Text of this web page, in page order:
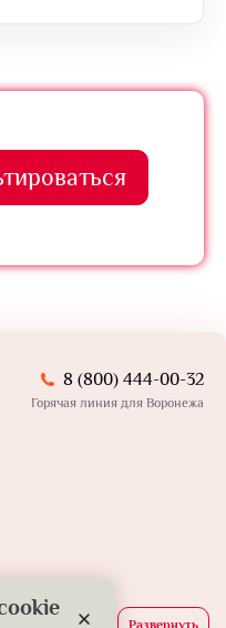
8 (800) 444-00-32
Горячая линия для Воронежа
Развернуть